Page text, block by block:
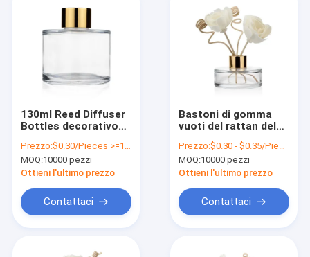
130ml Reed Diffuser
Bottles decorativo
coperchio a vite
Prezzo:$0.30/Pieces >=10000 Pieces
MOQ:10000 pezzi
Ottieni l'ultimo prezzo
Contattaci
Bastoni di gomma
vuoti del rattan del
Diffuser Glass Bottle
With
Prezzo:$0.30 - $0.35/Pieces
MOQ:10000 pezzi
Ottieni l'ultimo prezzo
Contattaci